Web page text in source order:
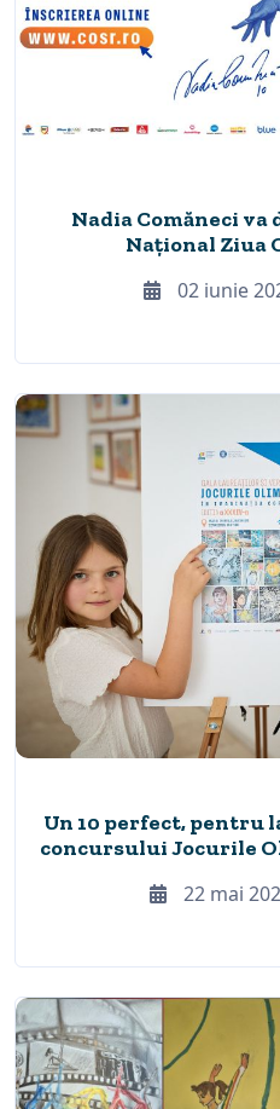
Nadia Comăneci
Național Ziua
02 iunie
Un 10 perfect, pentru
concursului Jocurile
22 mai